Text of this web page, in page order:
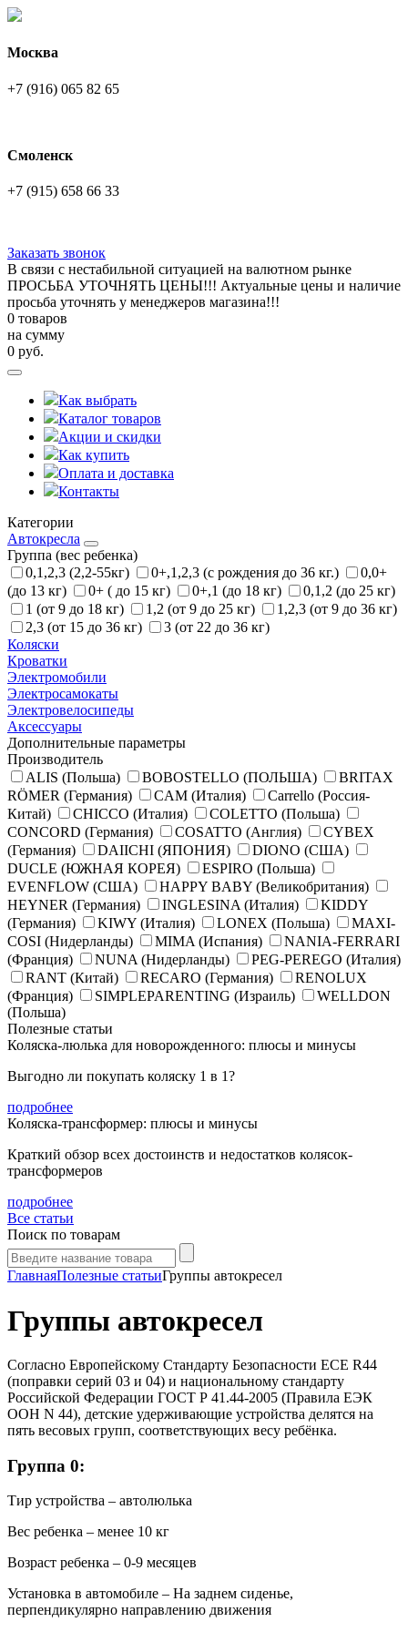
Москва
+7 (916) 065 82 65
Смоленск
+7 (915) 658 66 33
Заказать звонок
В связи с нестабильной ситуацией на валютном рынке
ПРОСЬБА УТОЧНЯТЬ ЦЕНЫ!!! Актуальные цены и наличие
просьба уточнять у менеджеров магазина!!!
0 товаров
на сумму
0 руб.
Как выбрать
Каталог товаров
Акции и скидки
Как купить
Оплата и доставка
Контакты
Категории
Автокресла
Группа (вес ребенка)
0,1,2,3 (2,2-55кг)
0+,1,2,3 (с рождения до 36 кг.)
0,0+
(до 13 кг)
0+ ( до 15 кг) 0+,1 (до 18 кг)
0,1,2 (до 25 кг)
1 (от 9 до 18 кг)
1,2 (от 9 до 25 кг)
1,2,3 (от 9 до 36 кг)
2,3 (от 15 до 36 кг)
3 (от 22 до 36 кг)
Коляски
Кроватки
Электромобили
Электросамокаты
Электровелосипеды
Аксессуары
Дополнительные параметры
Производитель
ALIS (Польша)
BOBOSTELLO (ПОЛЬША)
BRITAX
RÖMER (Германия)
CAM (Италия)
Carrello (Россия-
Китай)
CHICCO (Италия)
COLETTO (Польша)
CONCORD (Германия)
COSATTO (Англия)
CYBEX
(Германия)
DAIICHI (ЯПОНИЯ)
DIONO (США)
DUCLE (ЮЖНАЯ КОРЕЯ)
ESPIRO (Польша)
EVENFLOW (США)
HAPPY BABY (Великобритания)
HEYNER (Германия)
INGLESINA (Италия)
KIDDY
(Германия)
KIWY (Италия) LONEX (Польша)
MAXI-
COSI (Нидерланды)
MIMA (Испания)
NANIA-FERRARI
(Франция)
NUNA (Нидерланды)
PEG-PEREGO (Италия)
RANT (Китай)
RECARO (Германия)
RENOLUX
(Франция)
SIMPLEPARENTING (Израиль)
WELLDON
(Польша)
Полезные статьи
Коляска-люлька для новорожденного: плюсы и минусы
Выгодно ли покупать коляску 1 в 1?
подробнее
Коляска-трансформер: плюсы и минусы
Краткий обзор всех достоинств и недостатков колясок-
трансформеров
подробнее
Все статьи
Поиск по товарам
ГлавнаяПолезные статьиГруппы автокресел
Группы автокресел
Согласно Европейскому Стандарту Безопасности ЕСЕ R44
(поправки серий 03 и 04) и национальному стандарту
Российской Федерации ГОСТ Р 41.44-2005 (Правила ЕЭК
ООН N 44), детские удерживающие устройства делятся на
пять весовых групп, соответствующих весу ребёнка.
Группа 0:
Тир устройства – автолюлька
Вес ребенка – менее 10 кг
Возраст ребенка – 0-9 месяцев
Установка в автомобиле – На заднем сиденье,
перпендикулярно направлению движения